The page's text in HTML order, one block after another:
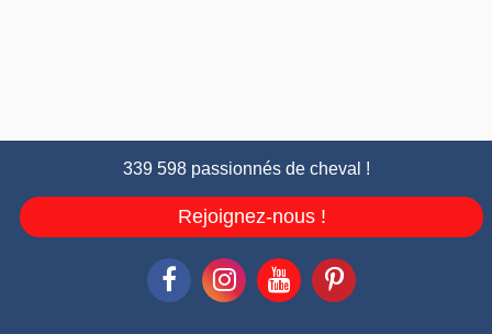
339 598 passionnés de cheval !
Rejoignez-nous !